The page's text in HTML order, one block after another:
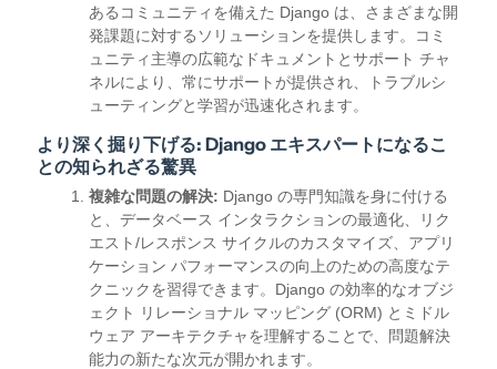
あるコミュニティを備えた Django は、さまざまな開
発課題に対するソリューションを提供します。コミ
ュニティ主導の広範なドキュメントとサポート チャ
ネルにより、常にサポートが提供され、トラブルシ
ューティングと学習が迅速化されます。
より深く掘り下げる: Django エキスパートになるこ
との知られざる驚異
複雑な問題の解決: Django の専門知識を身に付ける
と、データベース インタラクションの最適化、リク
エスト/レスポンス サイクルのカスタマイズ、アプリ
ケーション パフォーマンスの向上のための高度なテ
クニックを習得できます。Django の効率的なオブジ
ェクト リレーショナル マッピング (ORM) とミドル
ウェア アーキテクチャを理解することで、問題解決
能力の新たな次元が開かれます。